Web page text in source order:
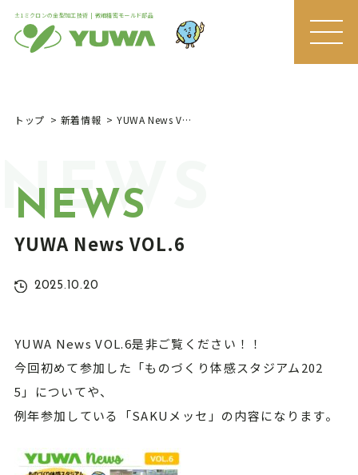
±1ミクロンの金型加工技術 | 微細精密モールド部品
MEN
U
トップ 新着情報 YUWA News VOL.6
NEWS
YUWA News VOL.6
2025.10.20
YUWA News VOL.6是非ご覧ください！！
今回初めて参加した「ものづくり体感スタジアム202
5」についてや、
例年参加している「SAKUメッセ」の内容になります。